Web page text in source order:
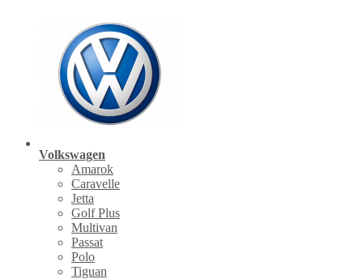
Volkswagen
Amarok
Caravelle
Jetta
Golf Plus
Multivan
Passat
Polo
Tiguan